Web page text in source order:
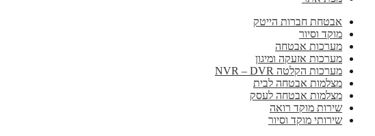
אבטחת חברות הייטק
מוקד וסיור
מערכות אבטחה
מערכות אזעקה ומיגון
מערכות הקלטה NVR – DVR
מצלמות אבטחה לבית
מצלמות אבטחה לעסק
שירות מוקד רואה
שירותי מוקד וסיור